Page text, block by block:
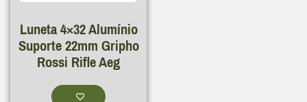
Luneta 4×32 Alumínio
Suporte 22mm Gripho
Rossi Rifle Aeg